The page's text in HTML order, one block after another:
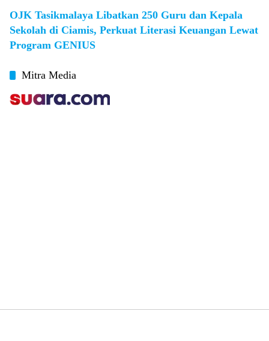
OJK Tasikmalaya Libatkan 250 Guru dan Kepala
Sekolah di Ciamis, Perkuat Literasi Keuangan Lewat
Program GENIUS
Mitra Media